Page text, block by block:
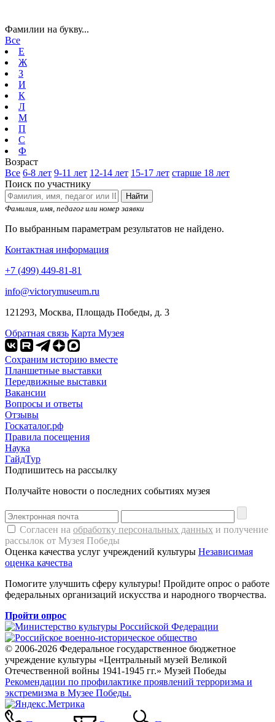
Фамилии на букву...
Все
Е
Ж
З
И
К
Л
М
П
С
Ф
Возраст
Все 6-8 лет 9-11 лет 12-14 лет 15-17 лет старше 18 лет
Поиск по участнику
Найти
Фамилия, имя, педагог или номер заявки
По выбранным параметрам результатов не найдено.
Контактная информация
+7 (499) 449-81-81
info@victorymuseum.ru
121293, Москва, Площадь Победы, д. 3
Обратная связь Карта Музея
Сохраним историю вместе
Планшетные выставки
Передвижные выставки
Вакансии
Вопросы и ответы
Отзывы
Госкаталог.рф
Правила посещения
Наука
ГайдТур
Подпишитесь на рассылку
Получайте новости о последних событиях музея
Согласен на обработку персональных данных и получение
рассылок от Музея Победы
Оценка качества услуг учреждений культуры Независимая
оценка качества
Помогите улучшить сферу культуры! Пройдите опрос о работе
федеральных организаций искусства и народного творчества.
Пройти опрос
© 2006-2026 Федеральное государственное бюджетное
учреждение культуры «Центральный музей Великой
Отечественной войны 1941-1945 гг.» Музей Победы
Рекомендации по профилактике проявлений терроризма и
экстремизма в Музее Победы.